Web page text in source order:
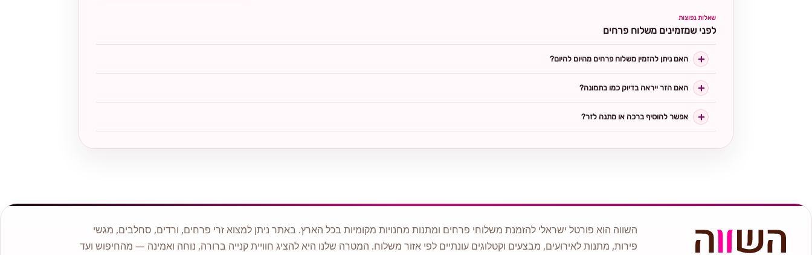
שאלות נפוצות
לפני שמזמינים משלוח פרחים
האם ניתן להזמין משלוח פרחים מהיום להיום?
האם הזר ייראה בדיוק כמו בתמונה?
אפשר להוסיף ברכה או מתנה לזר?
השווה הוא פורטל ישראלי להזמנת משלוחי פרחים ומתנות מחנויות מקומיות בכל הארץ. באתר ניתן למצוא זרי פרחים, ורדים, סחלבים, מגשי
פירות, מתנות לאירועים, מבצעים וקטלוגים עונתיים לפי אזור משלוח. המטרה שלנו היא להציג חוויית קנייה ברורה, נוחה ואמינה — מהחיפוש ועד